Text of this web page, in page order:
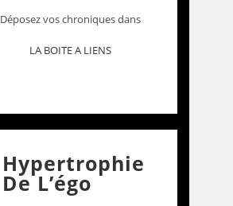
Déposez vos chroniques dans
LA BOITE A LIENS
Hypertrophie
De L’égo